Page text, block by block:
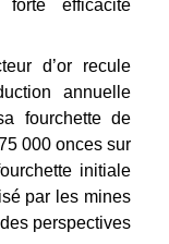
efficacité
d’or recule
annuelle
fourchette de
000 onces sur
initiale
par les mines
perspectives